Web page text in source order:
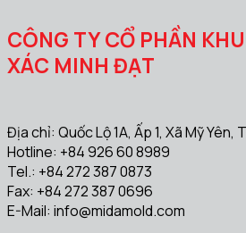
CÔNG TY CỔ PHẦN
XÁC MINH ĐẠT
Địa chỉ: Quốc Lộ 1A, Ấp 1, Xã Mỹ Yên,
Hotline: +84 926 60 8989
Tel.: +84 272 387 0873
Fax: +84 272 387 0696
E-Mail: info@midamold.com